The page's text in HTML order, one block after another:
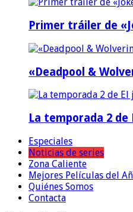
Primer tráiler de
«Deadpool &
La temporada 2
Especiales
Noticias de series
Zona Caliente
Mejores Películas del
Quiénes Somos
Contacta